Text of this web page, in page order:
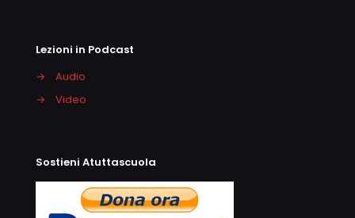
Lezioni in Podcast
→
Audio
→
Video
Sostieni Atuttascuola